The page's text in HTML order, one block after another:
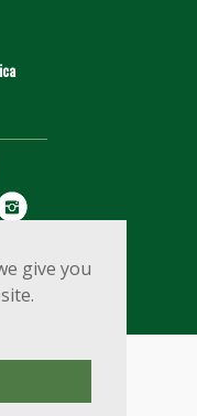
give you
Kar
rkp. 3.